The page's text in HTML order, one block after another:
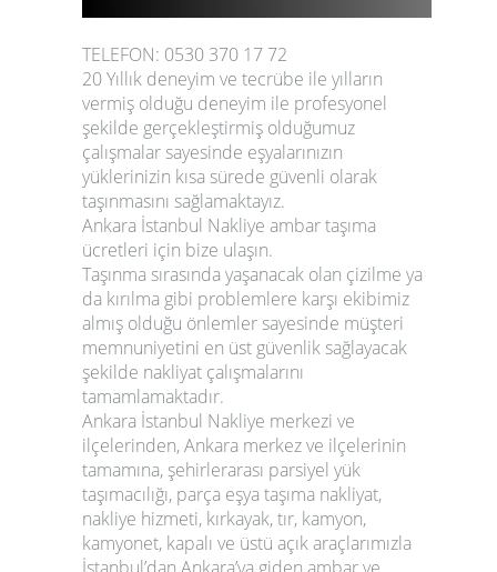
TELEFON: 0530 370 17 72
20 Yıllık deneyim ve tecrübe ile yılların
vermiş olduğu deneyim ile profesyonel
şekilde gerçekleştirmiş olduğumuz
çalışmalar sayesinde eşyalarınızın
yüklerinizin kısa sürede güvenli olarak
taşınmasını sağlamaktayız.
Ankara İstanbul Nakliye ambar taşıma
ücretleri için bize ulaşın.
Taşınma sırasında yaşanacak olan çizilme ya
da kırılma gibi problemlere karşı ekibimiz
almış olduğu önlemler sayesinde müşteri
memnuniyetini en üst güvenlik sağlayacak
şekilde nakliyat çalışmalarını
tamamlamaktadır.
Ankara İstanbul Nakliye merkezi ve
ilçelerinden, Ankara merkez ve ilçelerinin
tamamına, şehirlerarası parsiyel yük
taşımacılığı, parça eşya taşıma nakliyat,
nakliye hizmeti, kırkayak, tır, kamyon,
kamyonet, kapalı ve üstü açık araçlarımızla